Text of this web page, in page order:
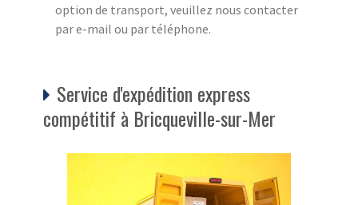
option de transport, veuillez nous contacter
par e-mail ou par téléphone.
Service d'expédition express
compétitif à Bricqueville-sur-Mer